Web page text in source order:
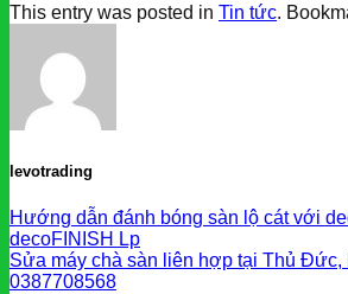
This entry was posted in Tin tức.
levotrading
Hướng dẫn đánh bóng sàn lộ cát với
decoFINISH Lp
Sửa máy chà sàn liên hợp tại Thủ Đức,
0387708568